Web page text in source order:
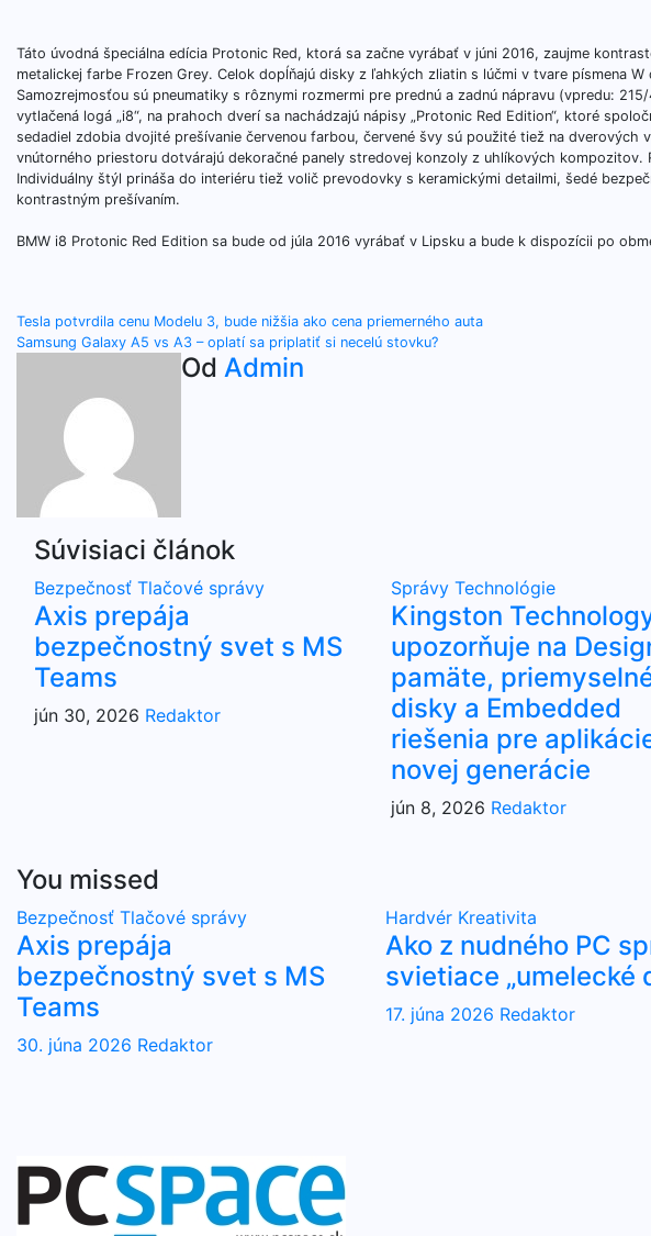
Táto úvodná špeciálna edícia Protonic Red, ktorá sa začne vyrábať v júni 2016, zaujme
metalickej farbe Frozen Grey. Celok dopĺňajú disky z ľahkých zliatin s lúčmi v tvare písmena
Samozrejmosťou sú pneumatiky s rôznymi rozmermi pre prednú a zadnú nápravu (vpredu:
vytlačená logá „i8“, na prahoch dverí sa nachádzajú nápisy „Protonic Red Edition“, ktoré
sedadiel zdobia dvojité prešívanie červenou farbou, červené švy sú použité tiež na
vnútorného priestoru dotvárajú dekoračné panely stredovej konzoly z uhlíkových
Individuálny štýl prináša do interiéru tiež volič prevodovky s keramickými detailmi, šedé
kontrastným prešívaním.
BMW i8 Protonic Red Edition sa bude od júla 2016 vyrábať v Lipsku a bude k dispozícii po
Navigácia
článku
Tesla potvrdila cenu Modelu 3, bude nižšia ako cena priemerného auta
Samsung Galaxy A5 vs A3 – oplatí sa priplatiť si necelú stovku?
Od Admin
Súvisiaci článok
Bezpečnosť Tlačové správy
Axis prepája
bezpečnostný svet s MS
Teams
jún 30, 2026 Redaktor
SprávyTechnológie
Kingston
upozorňuje na
pamäte,
disky a Embedded
riešenia pre
novej generácie
jún 8, 2026 Redaktor
You missed
Bezpečnosť Tlačové správy
Axis prepája
bezpečnostný svet s MS
Teams
30. júna 2026 Redaktor
Hardvér Kreativita
Ako z nudného PC
svietiace „umelecké
17. júna 2026 Redaktor